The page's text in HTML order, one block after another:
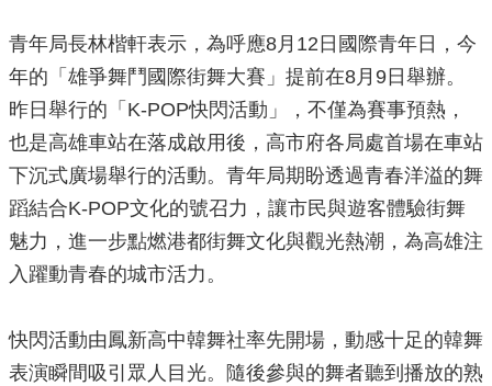
務
公
開
資
訊
網
站
導
覽
長
信
箱
青年局長林楷軒表示，為呼應8月12日國際青年日，今
年的「雄爭舞鬥國際街舞大賽」提前在8月9日舉辦。
昨日舉行的「K-POP快閃活動」，不僅為賽事預熱，
也是高雄車站在落成啟用後，高市府各局處首場在車站
下沉式廣場舉行的活動。青年局期盼透過青春洋溢的舞
蹈結合K-POP文化的號召力，讓市民與遊客體驗街舞
魅力，進一步點燃港都街舞文化與觀光熱潮，為高雄注
入躍動青春的城市活力。
快閃活動由鳳新高中韓舞社率先開場，動感十足的韓舞
表演瞬間吸引眾人目光。隨後參與的舞者聽到播放的熟